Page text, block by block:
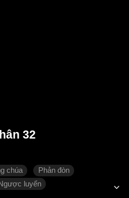
32
chúa
Phản đòn
luyến